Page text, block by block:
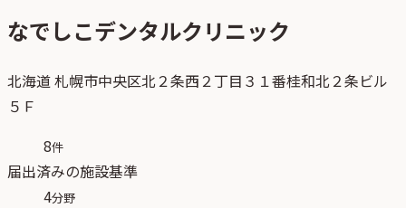
なでしこデンタルクリニック
北海道札幌市中央区北２条西２丁目３１番桂和北２条ビル
５Ｆ
8件
届出済みの施設基準
4分野